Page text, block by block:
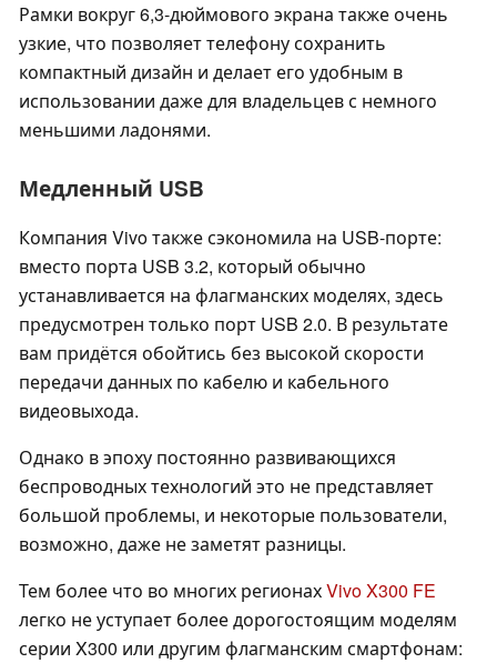
Рамки вокруг 6,3-дюймового экрана также очень
узкие, что позволяет телефону сохранить
компактный дизайн и делает его удобным в
использовании даже для владельцев с немного
меньшими ладонями.
Медленный USB
Компания Vivo также сэкономила на USB-порте:
вместо порта USB 3.2, который обычно
устанавливается на флагманских моделях, здесь
предусмотрен только порт USB 2.0. В результате
вам придётся обойтись без высокой скорости
передачи данных по кабелю и кабельного
видеовыхода.
Однако в эпоху постоянно развивающихся
беспроводных технологий это не представляет
большой проблемы, и некоторые пользователи,
возможно, даже не заметят разницы.
Тем более что во многих регионахVivo X300 FE
легко не уступает более дорогостоящим моделям
серии X300 или другим флагманским смартфонам: